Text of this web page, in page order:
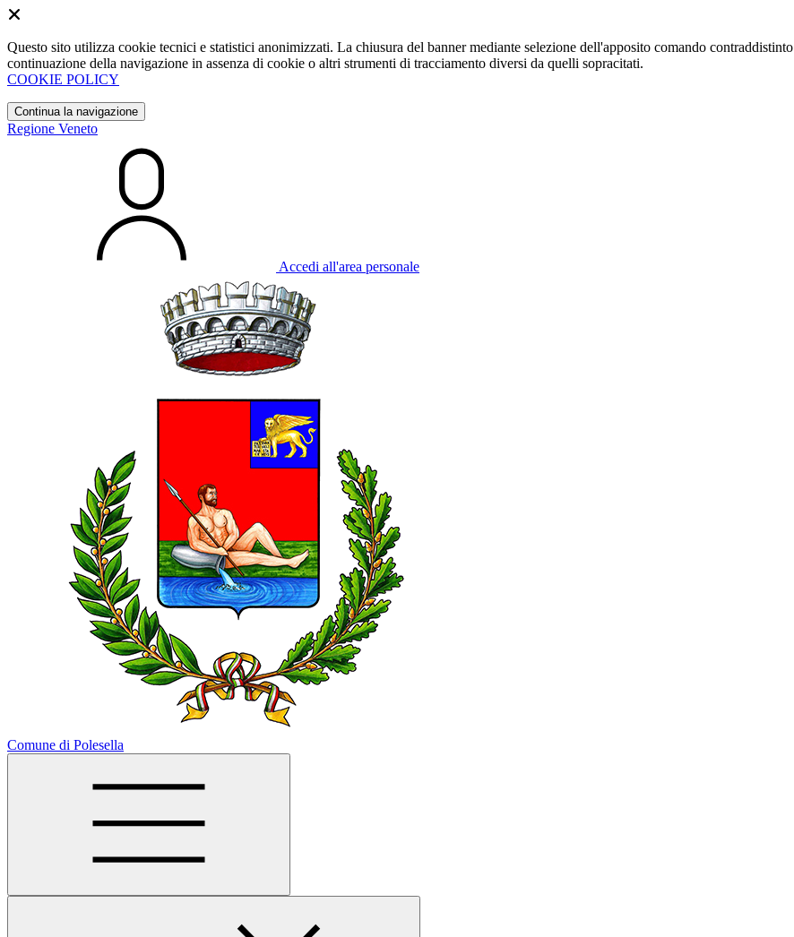
Questo sito utilizza cookie tecnici e statistici anonimizzati. La chiusura del banner mediante selezione dell'apposito comando
continuazione della navigazione in assenza di cookie o altri strumenti di tracciamento diversi da quelli sopracitati.
COOKIE POLICY
Continua la navigazione
Regione Veneto
Accedi all'area personale
Comune di Polesella